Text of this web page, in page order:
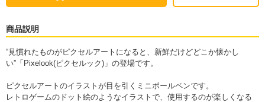
商品説明
“見慣れたものがピクセルアートになると、新鮮だけどどこか懐かし
い”「Pixelook(ピクセルック)」の登場です。
ピクセルアートのイラストが目を引くミニボールペンです。
レトロゲームのドット絵のようなイラストで、使用するのが楽しくなる